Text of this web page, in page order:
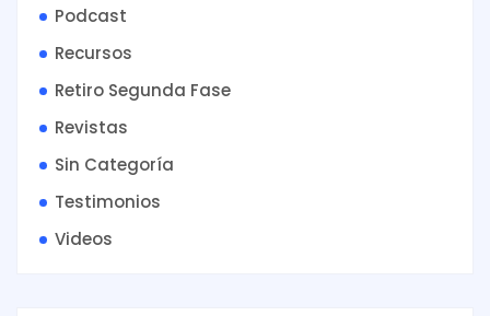
Podcast
Recursos
Retiro Segunda Fase
Revistas
Sin Categoría
Testimonios
Videos